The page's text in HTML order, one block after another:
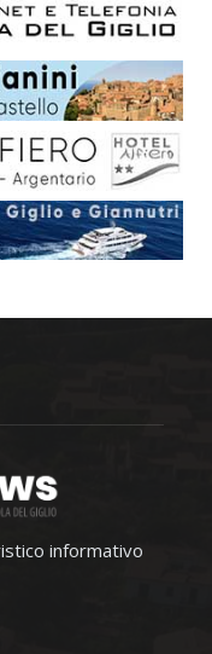
informativo